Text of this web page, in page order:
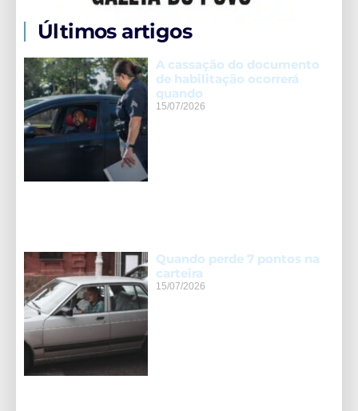
Últimos artigos
A cassação do documento
de habilitação ocorrerá
quando
15/07/2026
Quando perde 7 pontos na
carteira
15/07/2026